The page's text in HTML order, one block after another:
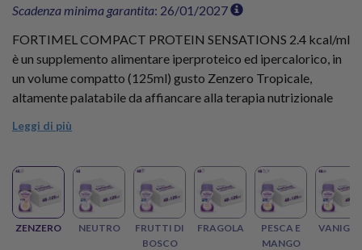
Scadenza minima garantita: 26/01/2027
FORTIMEL COMPACT PROTEIN SENSATIONS 2.4 kcal/ml
è un supplemento alimentare iperproteico ed ipercalorico, in
un volume compatto (125ml) gusto Zenzero Tropicale,
altamente palatabile da affiancare alla terapia nutrizionale
(disgeusia). Ogni bottiglia contiene 18g di Proteine e
Fai scorta di FORTIMEL COMPACT PROTEIN
SENSATIONS 2.4 kcal/ml ZENZERO TROPICALE con il Kit
Terapia gusto Zenzero Tropicale da 48 Bottiglie e approfitta
Leggi di più
ZENZERO NEUTRO
FRUTTI DI
BOSCO
FRAGOLA
PESCA E
MANGO